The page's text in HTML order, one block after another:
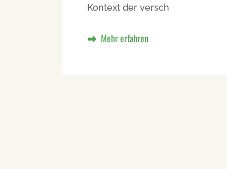
Kontext der versch